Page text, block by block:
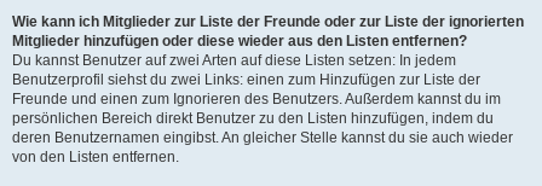
Wie kann ich Mitglieder zur Liste der Freunde oder zur Liste der ignorierten
Mitglieder hinzufügen oder diese wieder aus den Listen entfernen?
Du kannst Benutzer auf zwei Arten auf diese Listen setzen: In jedem
Benutzerprofil siehst du zwei Links: einen zum Hinzufügen zur Liste der
Freunde und einen zum Ignorieren des Benutzers. Außerdem kannst du im
persönlichen Bereich direkt Benutzer zu den Listen hinzufügen, indem du
deren Benutzernamen eingibst. An gleicher Stelle kannst du sie auch wieder
von den Listen entfernen.